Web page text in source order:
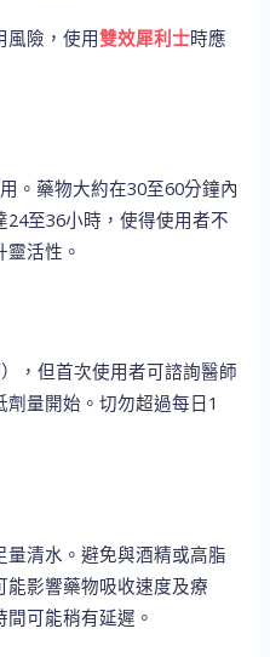
風險，使用雙效犀利士時應
。藥物大約在30至60分鐘內
至36小時，使得使用者不
活性。
，但首次使用者可諮詢醫師
量開始。切勿超過每日1
清水。避免與酒精或高脂
影響藥物吸收速度及療
可能稍有延遲。